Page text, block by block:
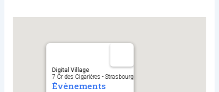
Digital Village
7 Cr des Cigarières - Strasbourg
Évènements